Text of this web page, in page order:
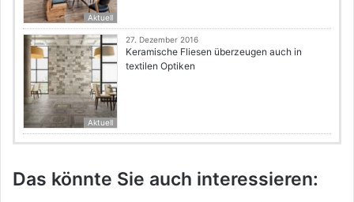
Aktuell
Aktuell
27. Dezember 2016
Keramische Fliesen überzeugen auch in
textilen Optiken
Das könnte Sie auch interessieren: